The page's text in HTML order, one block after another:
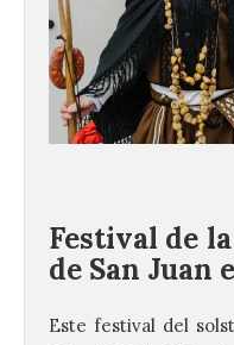
Festival de
de San Juan
Este festival del